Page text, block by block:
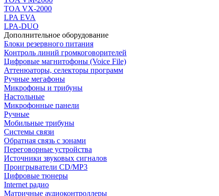
TOA VX-2000
LPA EVA
LPA-DUO
Дополнительное оборудование
Блоки резервного питания
Контроль линий громкоговорителей
Цифровые магнитофоны (Voice File)
Аттенюаторы, селекторы программ
Ручные мегафоны
Микрофоны и трибуны
Настольные
Микрофонные панели
Ручные
Мобильные трибуны
Системы связи
Обратная связь с зонами
Переговорные устройства
Источники звуковых сигналов
Проигрыватели CD/MP3
Цифровые тюнеры
Internet радио
Матричные аудиоконтроллеры